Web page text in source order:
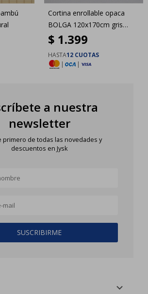
Cortina enrollable opaca
BOLGA 120x170cm gris
claro
$ 1.399
HASTA12 CUOTAS
|
|
a nuestra
newsletter
primero de todas las novedades y
descuentos en Jysk
SUSCRIBIRME